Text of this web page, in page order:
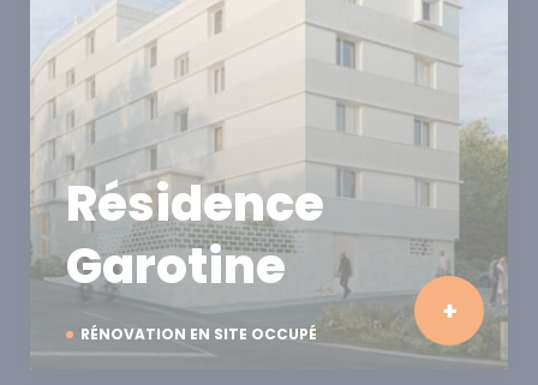
RÉNOVATION EN SITE OCCUPÉ
Résidence
Garotine